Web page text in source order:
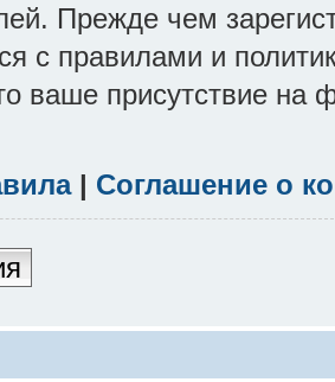
Прежде чем
с правилами и
ваше присутствие на
| Соглашение о